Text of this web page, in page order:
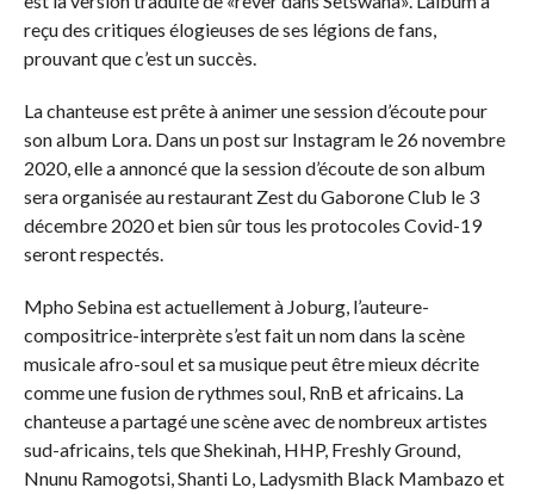
reçu des critiques élogieuses de ses légions de fans,
prouvant que c’est un succès.
La chanteuse est prête à animer une session d’écoute pour
son album Lora. Dans un post sur Instagram le 26 novembre
2020, elle a annoncé que la session d’écoute de son album
sera organisée au restaurant Zest du Gaborone Club le 3
décembre 2020 et bien sûr tous les protocoles Covid-19
seront respectés.
Mpho Sebina est actuellement à Joburg, l’auteure-
compositrice-interprète s’est fait un nom dans la scène
musicale afro-soul et sa musique peut être mieux décrite
comme une fusion de rythmes soul, RnB et africains. La
chanteuse a partagé une scène avec de nombreux artistes
sud-africains, tels que Shekinah, HHP, Freshly Ground,
Nnunu Ramogotsi, Shanti Lo, Ladysmith Black Mambazo et